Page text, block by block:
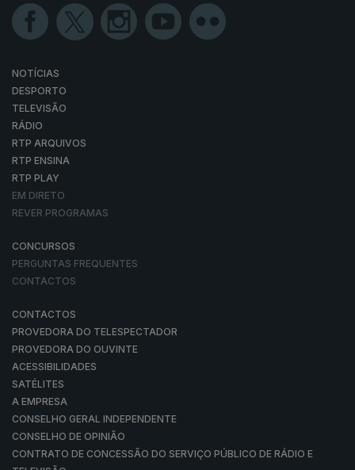
NOTÍCIAS
DESPORTO
TELEVISÃO
RÁDIO
RTP ARQUIVOS
RTP ENSINA
RTP PLAY
EM DIRETO
REVER PROGRAMAS
CONCURSOS
PERGUNTAS FREQUENTES
CONTACTOS
CONTACTOS
PROVEDORA DO TELESPECTADOR
PROVEDORA DO OUVINTE
ACESSIBILIDADES
SATÉLITES
A EMPRESA
CONSELHO GERAL INDEPENDENTE
CONSELHO DE OPINIÃO
CONTRATO DE CONCESSÃO DO SERVIÇO PÚBLICO DE RÁDIO E